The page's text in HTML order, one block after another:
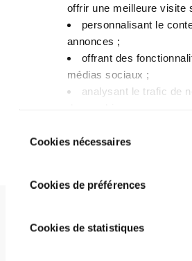
offrir une meilleure visite
personnalisant le
annonces ;​
offrant des
médias sociaux ; ​
analysant le trafic de
refuser ou de les
panique, vous pourrez
tout moment vos choix
les cookies.​ ​ ​
duCookies nécessaires
Cookies de préférences
Cookies de statistiques
低环境影响：没有关于环境的有害物
性能